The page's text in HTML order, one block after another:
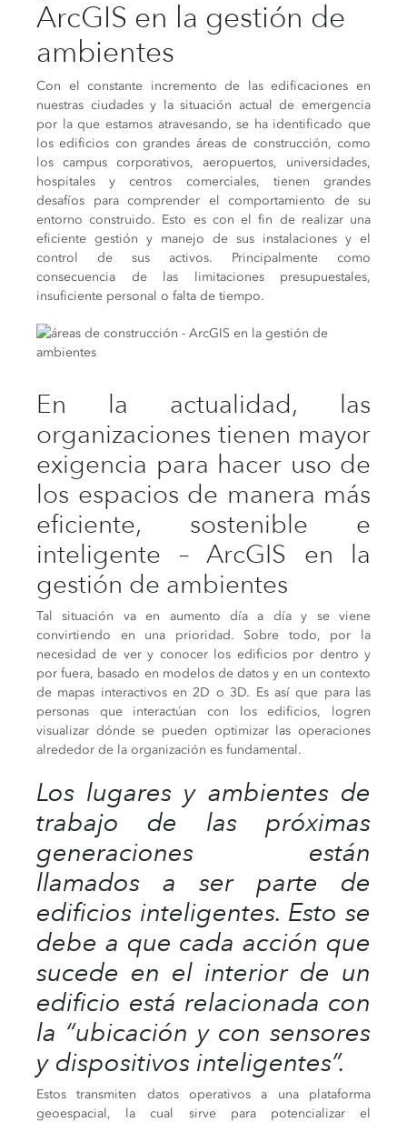
ArcGIS en la gestión de
ambientes
Con el constante incremento de las edificaciones en
nuestras ciudades y la situación actual de emergencia
por la que estamos atravesando, se ha identificado que
los edificios con grandes áreas de construcción, como
los campus corporativos, aeropuertos, universidades,
hospitales y centros comerciales, tienen grandes
desafíos para comprender el comportamiento de su
entorno construido. Esto es con el fin de realizar una
eficiente gestión y manejo de sus instalaciones y el
control de sus activos. Principalmente como
consecuencia de las limitaciones presupuestales,
insuficiente personal o falta de tiempo.
En la actualidad, las
organizaciones tienen mayor
exigencia para hacer uso de
los espacios de manera más
eficiente, sostenible e
inteligente – ArcGIS en la
gestión de ambientes
Tal situación va en aumento día a día y se viene
convirtiendo en una prioridad. Sobre todo, por la
necesidad de ver y conocer los edificios por dentro y
por fuera, basado en modelos de datos y en un contexto
de mapas interactivos en 2D o 3D. Es así que para las
personas que interactúan con los edificios, logren
visualizar dónde se pueden optimizar las operaciones
alrededor de la organización es fundamental.
Los lugares y ambientes de
trabajo de las próximas
generaciones están
llamados a ser parte de
edificios inteligentes. Esto se
debe a que cada acción que
sucede en el interior de un
edificio está relacionada con
la “ubicación y con sensores
y dispositivos inteligentes”.
Estos transmiten datos operativos a una plataforma
geoespacial, la cual sirve para potencializar el